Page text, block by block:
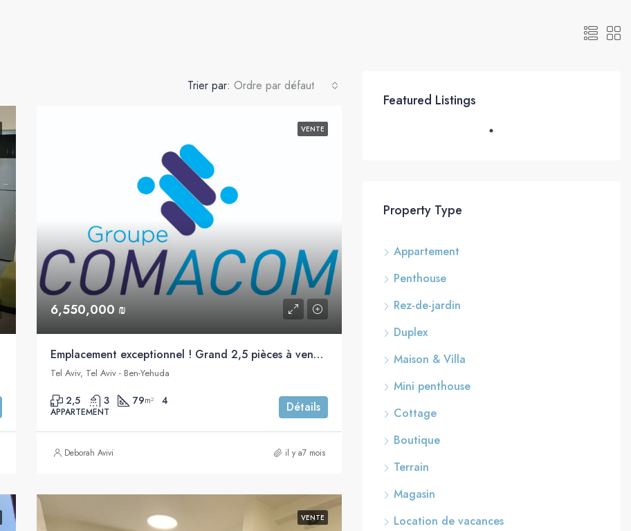
Trier par: Ordre par défaut
VENTE
6,550,000 ₪
Emplacement exceptionnel ! Grand 2,5 pièces à vendre, proche de Frishman, Tel Aviv
Tel Aviv, Tel Aviv - Ben-Yehuda
2,5 3 79m² 4
APPARTEMENT Détails
Deborah Avivi il y a7 mois
VENTE
Featured Listings
Property Type
Appartement
Penthouse
Rez-de-jardin
Duplex
Maison & Villa
Mini penthouse
Cottage
Boutique
Terrain
Magasin
Location de vacances